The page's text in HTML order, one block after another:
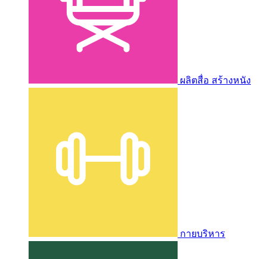
ผลิตสื่อ สร้างหนัง
กายบริหาร